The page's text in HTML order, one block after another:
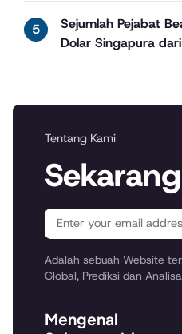
Sejumlah Pejabat
Dolar Singapura
Tentang Kami
Adalah sebuah Website
Global, Prediksi dan
Mengenal